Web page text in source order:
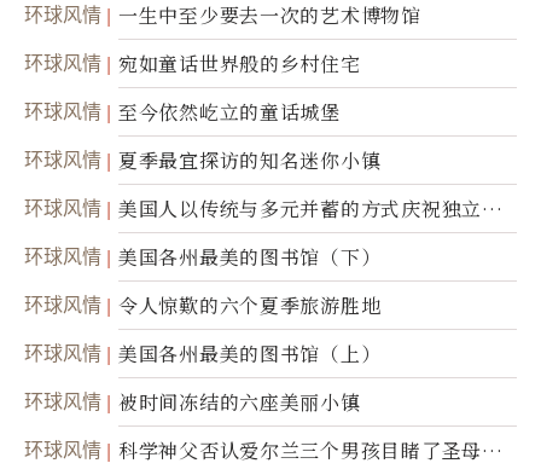
环球风情 一生中至少要去一次的艺术博物馆
环球风情 宛如童话世界般的乡村住宅
环球风情 至今依然屹立的童话城堡
环球风情 夏季最宜探访的知名迷你小镇
环球风情
美国人以传统与多元并蓄的方式庆祝独立日2
50周年
环球风情 美国各州最美的图书馆（下）
环球风情 令人惊歎的六个夏季旅游胜地
环球风情 美国各州最美的图书馆（上）
环球风情 被时间冻结的六座美丽小镇
环球风情
科学神父否认爱尔兰三个男孩目睹了圣母显